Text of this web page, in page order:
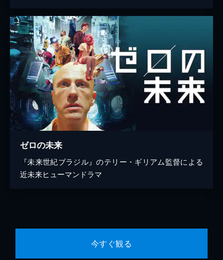
ゼロの未来
『未来世紀ブラジル』のテリー・ギリアム監督による
近未来ヒューマンドラマ
今すぐ観る